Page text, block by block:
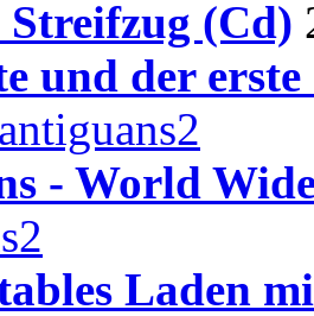
(Cd)
und der erste
antiguans2
- World
Laden